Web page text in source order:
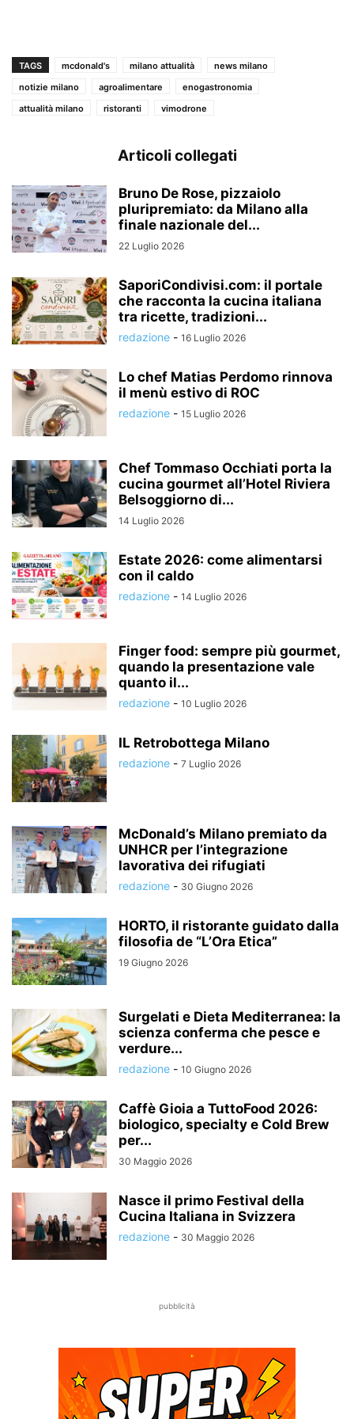
TAGS mcdonald's milano attualità
news milano
notizie milano
agroalimentare
enogastronomia
attualità milano
ristoranti vimodrone
Articoli collegati
Bruno De Rose, pizzaiolo
pluripremiato: da Milano alla
finale nazionale del...
22 Luglio 2026
SaporiCondivisi.com: il portale
che racconta la cucina italiana
tra ricette, tradizioni...
redazione - 16 Luglio 2026
Lo chef Matias Perdomo rinnova
il menù estivo di ROC
redazione - 15 Luglio 2026
Chef Tommaso Occhiati porta la
cucina gourmet all’Hotel Riviera
Belsoggiorno di...
14 Luglio 2026
Estate 2026: come alimentarsi
con il caldo
redazione - 14 Luglio 2026
Finger food: sempre più gourmet,
quando la presentazione vale
quanto il...
redazione - 10 Luglio 2026
IL Retrobottega Milano
redazione - 7 Luglio 2026
McDonald’s Milano premiato da
UNHCR per l’integrazione
lavorativa dei rifugiati
redazione - 30 Giugno 2026
HORTO, il ristorante guidato dalla
filosofia de “L’Ora Etica”
19 Giugno 2026
Surgelati e Dieta Mediterranea: la
scienza conferma che pesce e
verdure...
redazione - 10 Giugno 2026
Caffè Gioia a TuttoFood 2026:
biologico, specialty e Cold Brew
per...
30 Maggio 2026
Nasce il primo Festival della
Cucina Italiana in Svizzera
redazione - 30 Maggio 2026
pubblicità